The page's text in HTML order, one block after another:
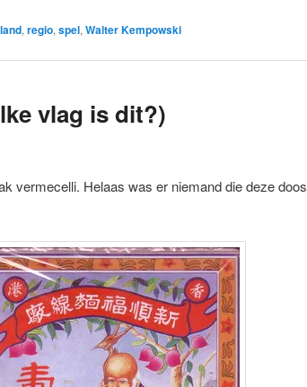
land, regio, spel, Walter Kempowski
vlag is dit?)
vermecelli. Helaas was er niemand die deze doos